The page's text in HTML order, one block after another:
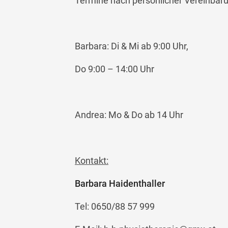
Barbara: Di & Mi ab 9:00 Uhr,
Do 9:00 – 14:00 Uhr
Andrea: Mo & Do ab 14 Uhr
Kontakt:
Barbara Haidenthaller
Tel: 0650/88 57 999